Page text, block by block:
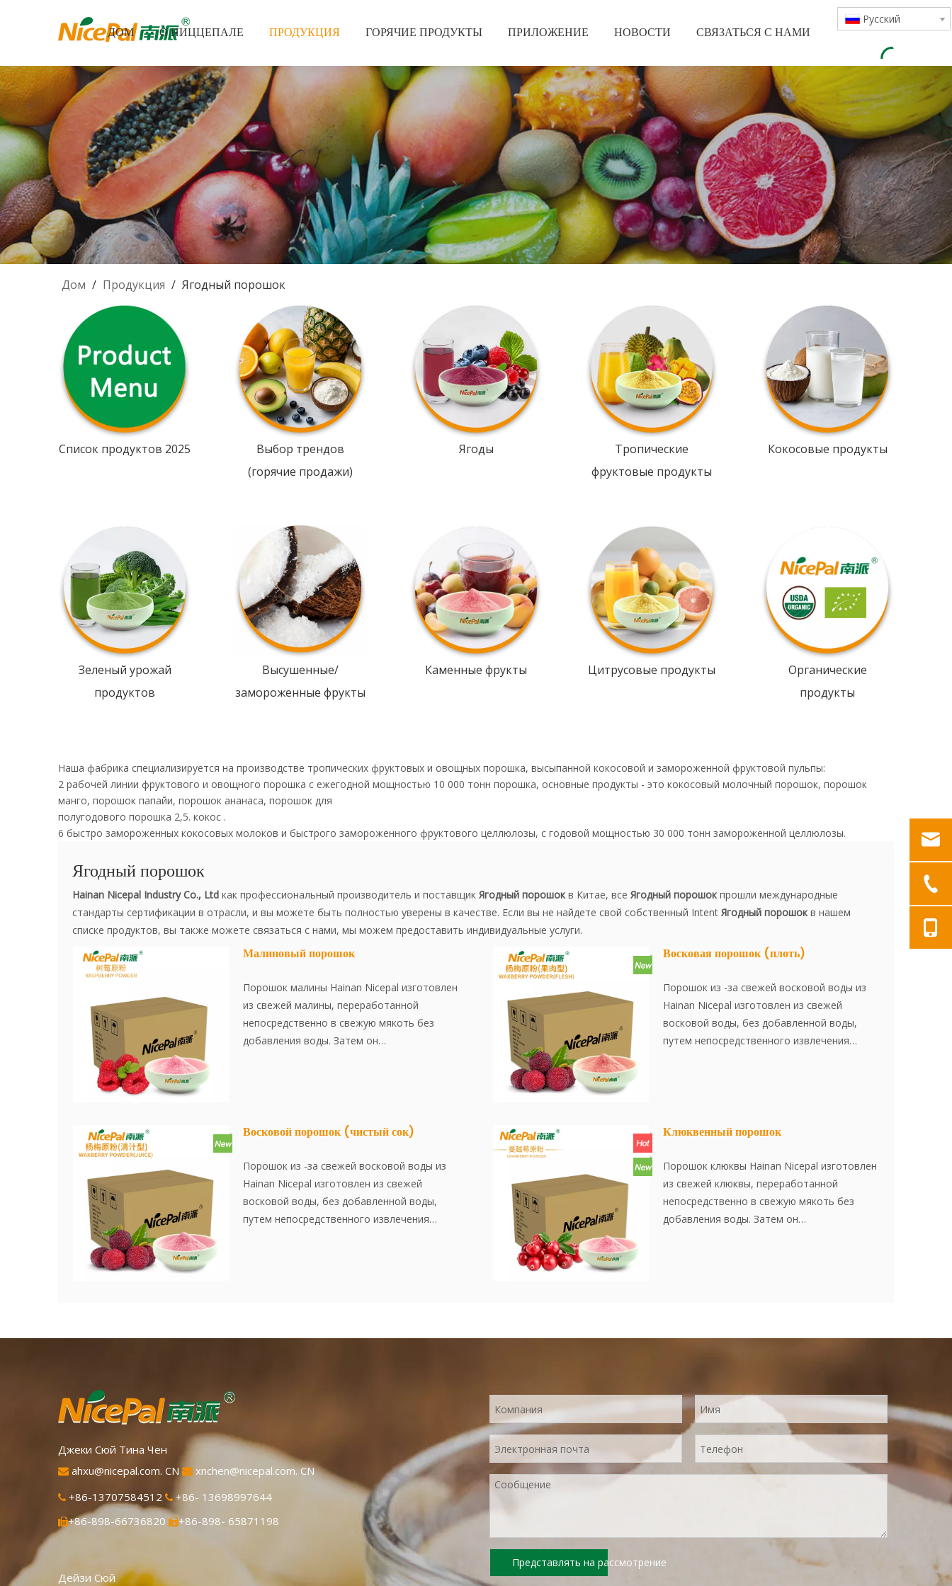
ДОМ О НИЦЦЕПАЛЕ ПРОДУКЦИЯ ГОРЯЧИЕ ПРОДУКТЫ ПРИЛОЖЕНИЕ НОВОСТИ СВЯЗАТЬСЯ С НАМИ
Pусский
Дом / Продукция / Ягодный порошок
Список продуктов 2025
Выбор трендов
(горячие продажи)
Ягоды
Тропические
фруктовые продукты
Кокосовые продукты
Зеленый урожай
продуктов
Высушенные/
замороженные фрукты
Каменные фрукты Цитрусовые продукты
Органические
продукты
Наша фабрика специализируется на производстве тропических фруктовых и овощных порошка, высыпанной кокосовой и замороженной фруктовой пульпы:
2 рабочей линии фруктового и овощного порошка с ежегодной мощностью 10 000 тонн порошка, основные продукты - это кокосовый молочный порошок, порошок
манго, порошок папайи, порошок ананаса, порошок для
полугодового порошка 2,5. кокос .
6 быстро замороженных кокосовых молоков и быстрого замороженного фруктового целлюлозы, с годовой мощностью 30 000 тонн замороженной целлюлозы.
Ягодный порошок
Hainan Nicepal Industry Co., Ltd как профессиональный производитель и поставщик Ягодный порошокв Китае, все Ягодный порошокпрошли международные
стандарты сертификации в отрасли, и вы можете быть полностью уверены в качестве. Если вы не найдете свой собственный Intent Ягодный порошокв нашем
списке продуктов, вы также можете связаться с нами, мы можем предоставить индивидуальные услуги.
Малиновый порошок
Порошок малины Hainan Nicepal изготовлен
из свежей малины, переработанной
непосредственно в свежую мякоть без
добавления воды. Затем он
растворяется мгновенно и удобно
Восковая порошок (плоть)
Порошок из -за свежей восковой воды из
Hainan Nicepal изготовлен из свежей
восковой воды, без добавленной воды,
путем непосредственного извлечения
и аромат восковой части. Порошок
использовании и является отличным
пищевым ингредиентом. Нет добавок, нет
сущности.
Восковой порошок (чистый сок)
Порошок из -за свежей восковой воды из
Hainan Nicepal изготовлен из свежей
восковой воды, без добавленной воды,
путем непосредственного извлечения
использовании и является отличным
Клюквенный порошок
Порошок клюквы Hainan Nicepal изготовлен
из свежей клюквы, переработанной
непосредственно в свежую мякоть без
добавления воды. Затем он
Джеки Сюй Тина Чен
 ahxu@nicepal.com. CN  xnchen@nicepal.com. CN
 +86-13707584512  +86- 13698997644
+86-898-66736820 +86-898- 65871198
Дейзи Сюй
Представлять на рассмотрение